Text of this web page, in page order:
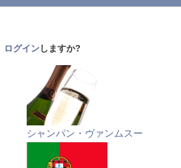
ログインしますか?
シャンパン・ヴァンムスー